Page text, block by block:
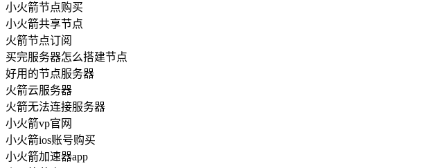
小火箭节点购买
小火箭共享节点
火箭节点订阅
买完服务器怎么搭建节点
好用的节点服务器
火箭云服务器
火箭无法连接服务器
小火箭vp官网
小火箭ios账号购买
小火箭加速器app